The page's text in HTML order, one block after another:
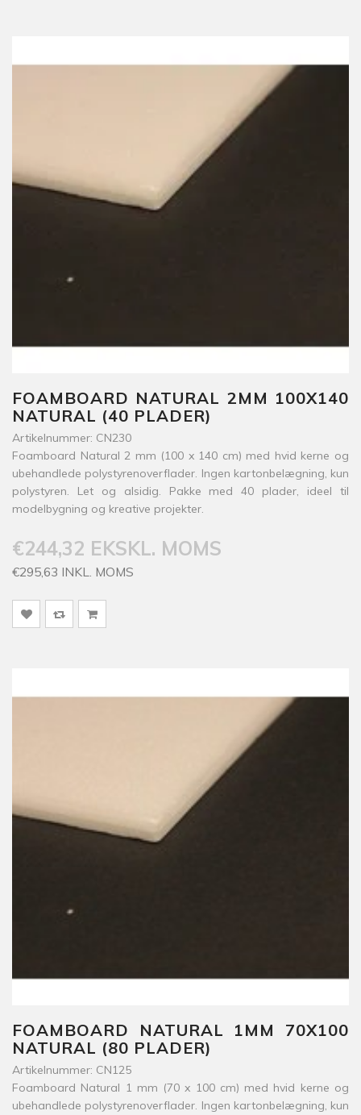
FOAMBOARD NATURAL 2MM 100X140
NATURAL (40 PLADER)
Artikelnummer: CN230
Foamboard Natural 2 mm (100 x 140 cm) med hvid kerne og
ubehandlede polystyrenoverflader. Ingen kartonbelægning, kun
polystyren. Let og alsidig. Pakke med 40 plader, ideel til
modelbygning og kreative projekter.
€244,32 EKSKL. MOMS
€295,63 INKL. MOMS
FOAMBOARD NATURAL 1MM 70X100
NATURAL (80 PLADER)
Artikelnummer: CN125
Foamboard Natural 1 mm (70 x 100 cm) med hvid kerne og
ubehandlede polystyrenoverflader. Ingen kartonbelægning, kun